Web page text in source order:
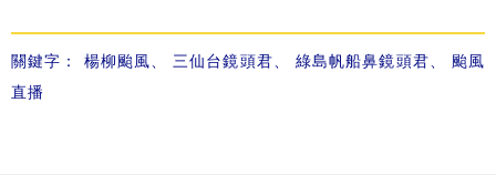
關鍵字： 楊柳颱風 三仙台鏡頭君 綠島帆船鼻鏡頭君
颱風
直播